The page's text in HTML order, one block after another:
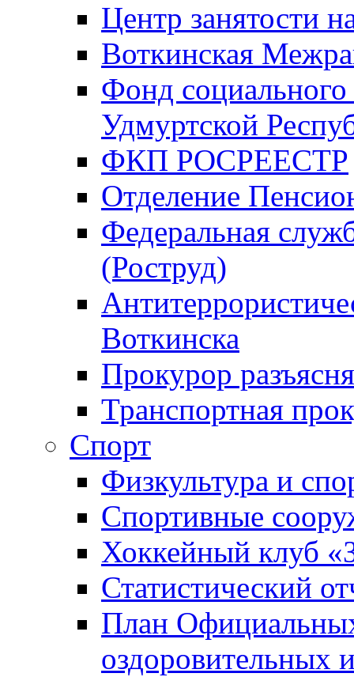
Центр занятости
Воткинская
Фонд
Удмуртской
ФКП РОСРЕЕСТР
Отделение
Федеральная
(Роструд)
Воткинска
Прокурор
Транспортная
Спорт
Физкультура и
Спортивные
Хоккейный клуб
Статистический
План
оздоровительных